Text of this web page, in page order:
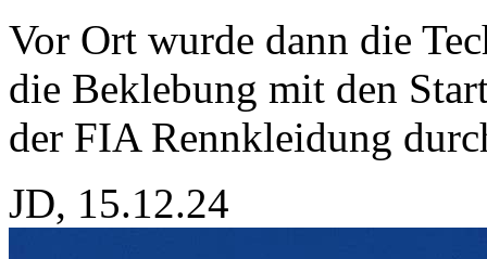
Vor Ort wurde dann die
die Beklebung mit den
der FIA Rennkleidung
JD, 15.12.24